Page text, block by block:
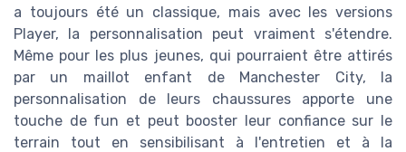
a toujours été un classique, mais avec les versions
Player, la personnalisation peut vraiment s'étendre.
Même pour les plus jeunes, qui pourraient être attirés
par un maillot enfant de Manchester City, la
personnalisation de leurs chaussures apporte une
touche de fun et peut booster leur confiance sur le
terrain tout en sensibilisant à l'entretien et à la